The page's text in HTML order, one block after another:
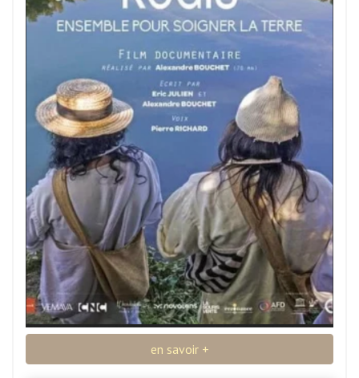
en savoir +